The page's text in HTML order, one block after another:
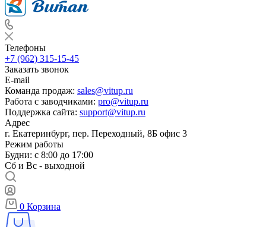
Телефоны
+7 (962) 315-15-45
Заказать звонок
E-mail
Команда продаж: sales@vitup.ru
Работа с заводчиками: pro@vitup.ru
Поддержка сайта: support@vitup.ru
Адрес
г. Екатеринбург, пер. Переходный, 8Б офис 3
Режим работы
Будни: с 8:00 до 17:00
Сб и Вс - выходной
0 Корзина